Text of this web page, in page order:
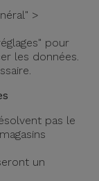
>
pour
les données.
pas le
un